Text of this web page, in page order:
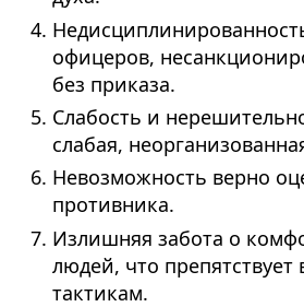
офицеров,
без приказа.
Слабость и
слабая,
Невозможность верно
противника.
Излишняя забота о
людей, что
тактикам.